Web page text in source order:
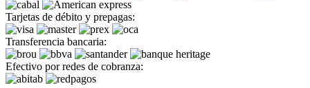
Tarjetas de débito y prepagas:
Transferencia bancaria:
Efectivo por redes de cobranza: